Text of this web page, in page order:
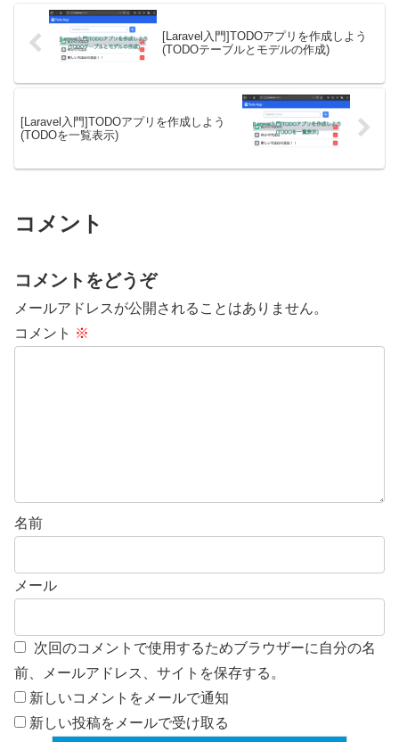
して、初期表示(index)メソッドで
取得した一覧をビ...
[Laravel入門]TODOアプリを作成しよう
(TODOテーブルとモデルの作成)
[Laravel入門]TODOアプリを作成しよう
(TODOを一覧表示)
コメント
コメントをどうぞ
メールアドレスが公開されることはありません。
コメント ※
名前
メール
次回のコメントで使用するためブラウザーに自分の名
前、メールアドレス、サイトを保存する。
新しいコメントをメールで通知
新しい投稿をメールで受け取る